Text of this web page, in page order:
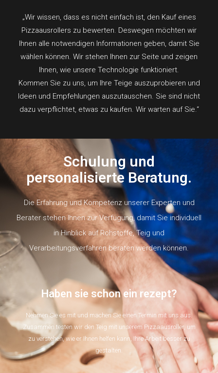
„Wir wissen, dass es nicht einfach ist, den Kauf eines
Pizzaausrollers zu bewerten. Deswegen möchten wir
Ihnen alle notwendigen Informationen geben, damit Sie
wählen können. Wir stehen Ihnen zur Seite und zeigen
Ihnen, wie unsere Technologie funktioniert.
Kommen Sie zu uns, um Ihre Teige auszuprobieren und
Ideen und Empfehlungen auszutauschen. Sie sind nicht
dazu verpflichtet, etwas zu kaufen. Wir warten auf Sie.“
Schulung und
personalisierte Beratung.
Die Erfahrung und Kompetenz unserer Experten und
Berater stehen Ihnen zur Verfügung, damit Sie individuell
in Hinblick auf Rohstoffe, Teig und
Verarbeitungsverfahren beraten werden können.
Haben sie schon ein rezept?
Nehmen Sie es mit und machen Sie einen Termin mit uns aus.
Zusammen testen wir den Teig mit unserem Pizzaausroller, um
zu verstehen, wie er Ihnen helfen kann, Ihre Arbeit besser zu
gestalten.